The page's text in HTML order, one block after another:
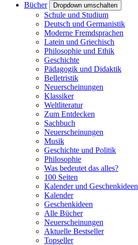
Bücher
Dropdown umschalten
Schule und Studium
Deutsch und Germanistik
Moderne Fremdsprachen
Latein und Griechisch
Philosophie und Ethik
Geschichte
Pädagogik und Didaktik
Belletristik
Neuerscheinungen
Klassiker
Weltliteratur
Zum Entdecken
Sachbuch
Neuerscheinungen
Musik
Geschichte und Politik
Philosophie
Was bedeutet das alles?
100 Seiten
Kalender und Geschenkideen
Kalender
Geschenkideen
Alle Bücher
Neuerscheinungen
Aktuelle Bestseller
Topseller